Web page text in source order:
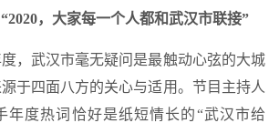
，大家每一个人都和武汉市联接”
武汉市毫无疑问是最触动心弦的大城
于四面八方的关心与适用。节目主持人
年度热词恰好是纸短情长的“武汉市给